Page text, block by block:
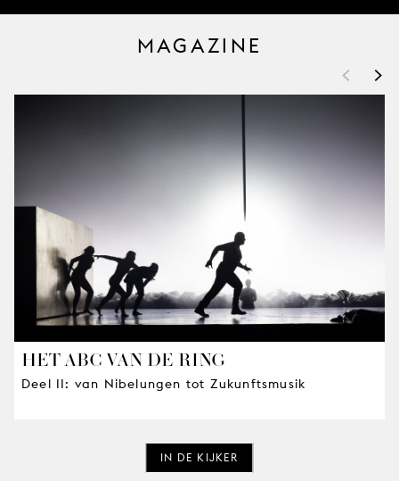
MAGAZINE
< >
HET ABC VAN DE RING
Deel II: van Nibelungen tot Zukunftsmusik
IN DE KIJKER